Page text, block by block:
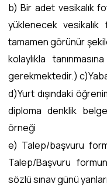
b) Bir adet vesikalık
yüklenecek
tamamen görünür
kolaylıkla
gerekmektedir.)
d)Yurt dışındaki
diploma denklik
örneği
e) Talep/başvuru
Talep/Başvuru
sözlü sınav günü